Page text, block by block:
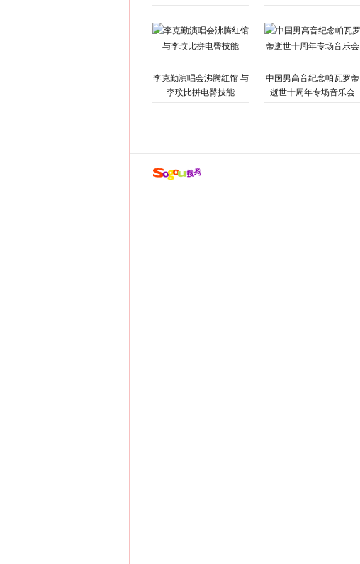
李克勤演唱会沸腾红馆 与
李玟比拼电臀技能
中国男高音纪念帕瓦罗蒂
逝世十周年专场音乐会